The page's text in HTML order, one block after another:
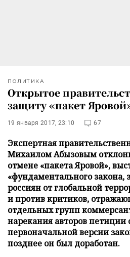
ПОЛИТИКА
Открытое
защиту «пакет
19 января 2017, 23:10 67
Экспертная
Михаилом Абызовым
отмене «пакета Яровой»,
«фундаментального
россиян от глобальной
и против критиков,
отдельных групп
нарекания авторов
первоначальной версии
позднее он был доработан.